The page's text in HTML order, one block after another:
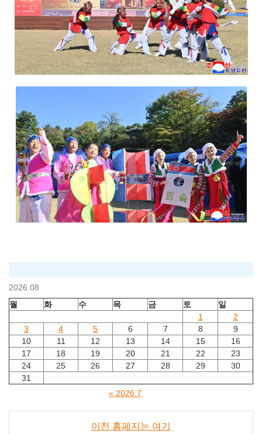
2026.08
월
화 수 목 금 토
일
1
2
3
4 5 6 7 8
9
10
11 12 13 14 15
16
17
18 19 20 21 22
23
24
25 26 27 28 29
30
31
« 2026.7
이전 홈페지는 여기